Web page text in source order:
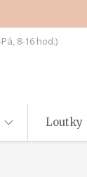
8-16 hod.)
Loutky